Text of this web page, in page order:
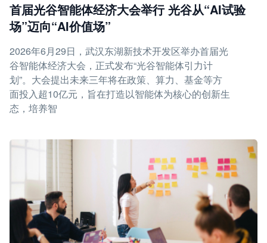
首届光谷智能体经济大会举行 光谷从“AI试验
场”迈向“AI价值场”
2026年6月29日，武汉东湖新技术开发区举办首届光
谷智能体经济大会，正式发布“光谷智能体引力计
划”。大会提出未来三年将在政策、算力、基金等方
面投入超10亿元，旨在打造以智能体为核心的创新生
态，培养智